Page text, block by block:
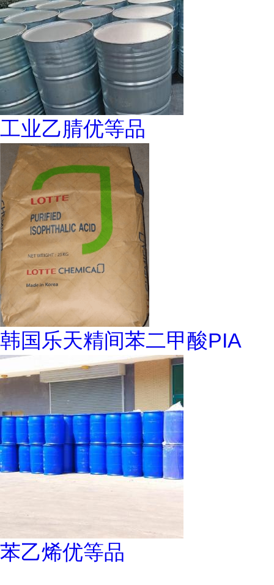
工业乙腈优等品
韩国乐天精间苯二甲酸PIA
苯乙烯优等品